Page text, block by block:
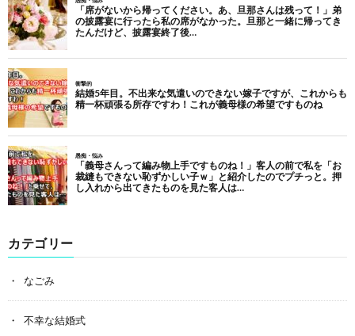
カテゴリー
なごみ
不幸な結婚式